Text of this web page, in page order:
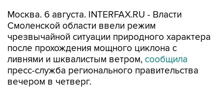
Москва. 6 августа. INTERFAX.RU - Власти
Смоленской области ввели режим
чрезвычайной ситуации природного характера
после прохождения мощного циклона с
ливнями и шквалистым ветром, сообщила
пресс-служба регионального правительства
вечером в четверг.